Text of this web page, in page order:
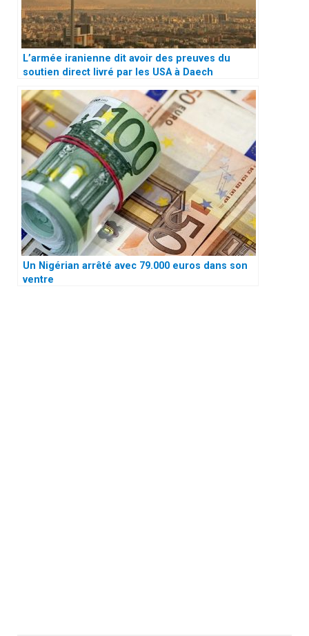
L’armée iranienne dit avoir des preuves du
soutien direct livré par les USA à Daech
Un Nigérian arrêté avec 79.000 euros dans son
ventre